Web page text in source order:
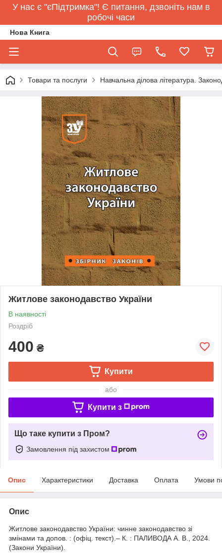
У нас є "єПідтримка"! Є питання, дзвоніть нам в
робочі часи
Нова Книга
Товари та послуги Навчальна ділова література.
Житлове законодавство України
В наявності
Роздріб
400 ₴
Купити
або
Купити з
Що таке купити з Пром?
Замовлення під захистом
Опис Характеристики Доставка Оплата Умови
Опис
Житлове законодавство України: чинне законодавство зі
змінами та допов. : (офіц. текст).– К. : ПАЛИВОДА А. В., 2024.
(Закони України).